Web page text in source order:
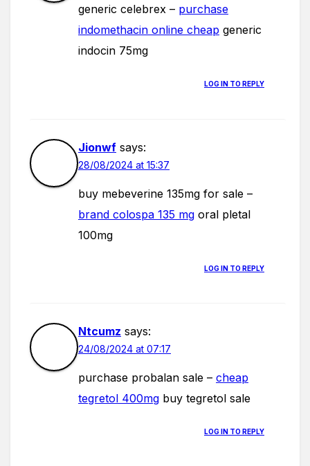
generic celebrex – purchase
indomethacin online cheap generic
indocin 75mg
LOG IN TO REPLY
Jionwf says:
28/08/2024 at 15:37
buy mebeverine 135mg for sale –
brand colospa 135 mg oral pletal
100mg
LOG IN TO REPLY
Ntcumz says:
24/08/2024 at 07:17
purchase probalan sale – cheap
tegretol 400mg buy tegretol sale
LOG IN TO REPLY